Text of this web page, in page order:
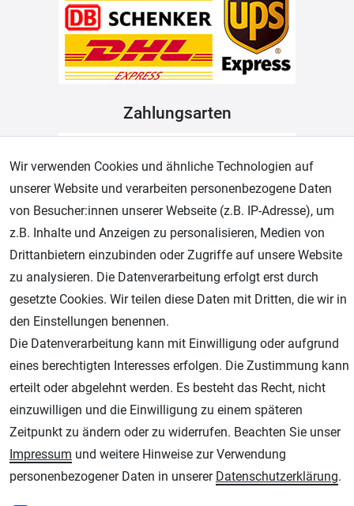
Zahlungsarten
Geprüfter Shop
AGB Widerrufsrecht Datenschutz Impressum
Unsere weiteren Shops:
Wir verwenden Cookies und ähnliche Technologien auf
unserer Website und verarbeiten personenbezogene Daten
von Besucher:innen unserer Webseite (z.B. IP-Adresse), um
z.B. Inhalte und Anzeigen zu personalisieren, Medien von
Drittanbietern einzubinden oder Zugriffe auf unsere Website
zu analysieren. Die Datenverarbeitung erfolgt erst durch
gesetzte Cookies. Wir teilen diese Daten mit Dritten, die wir in
den Einstellungen benennen.
Die Datenverarbeitung kann mit Einwilligung oder aufgrund
eines berechtigten Interesses erfolgen. Die Zustimmung kann
erteilt oder abgelehnt werden. Es besteht das Recht, nicht
einzuwilligen und die Einwilligung zu einem späteren
Zeitpunkt zu ändern oder zu widerrufen. Beachten Sie unser
Impressum und weitere Hinweise zur Verwendung
personenbezogener Daten in unserer Daten­schutz­erklärung.